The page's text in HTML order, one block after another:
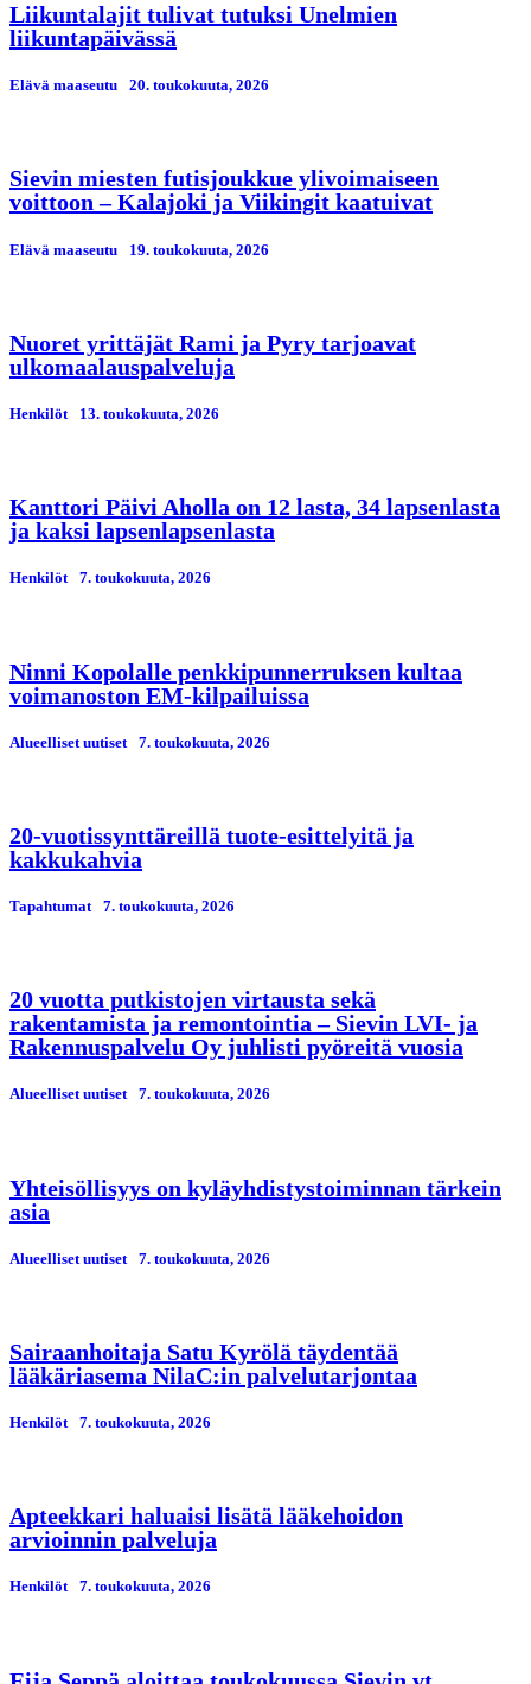
Liikuntalajit tulivat tutuksi Unelmien
liikuntapäivässä
Elävä maaseutu 20. toukokuuta, 2026
Sievin miesten futisjoukkue ylivoimaiseen
voittoon – Kalajoki ja Viikingit kaatuivat
Elävä maaseutu 19. toukokuuta, 2026
Nuoret yrittäjät Rami ja Pyry tarjoavat
ulkomaalauspalveluja
Henkilöt 13. toukokuuta, 2026
Kanttori Päivi Aholla on 12 lasta, 34 lapsenlasta
ja kaksi lapsenlapsenlasta
Henkilöt 7. toukokuuta, 2026
Ninni Kopolalle penkkipunnerruksen kultaa
voimanoston EM-kilpailuissa
Alueelliset uutiset 7. toukokuuta, 2026
20-vuotissynttäreillä tuote-esittelyitä ja
kakkukahvia
Tapahtumat 7. toukokuuta, 2026
20 vuotta putkistojen virtausta sekä
rakentamista ja remontointia – Sievin LVI- ja
Rakennuspalvelu Oy juhlisti pyöreitä vuosia
Alueelliset uutiset 7. toukokuuta, 2026
Yhteisöllisyys on kyläyhdistystoiminnan tärkein
asia
Alueelliset uutiset 7. toukokuuta, 2026
Sairaanhoitaja Satu Kyrölä täydentää
lääkäriasema NilaC:in palvelutarjontaa
Henkilöt 7. toukokuuta, 2026
Apteekkari haluaisi lisätä lääkehoidon
arvioinnin palveluja
Henkilöt 7. toukokuuta, 2026